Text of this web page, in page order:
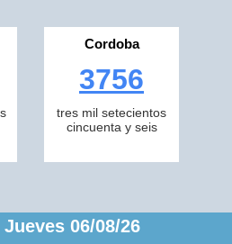
Cordoba
3756
tres mil setecientos
cincuenta y seis
06/08/26